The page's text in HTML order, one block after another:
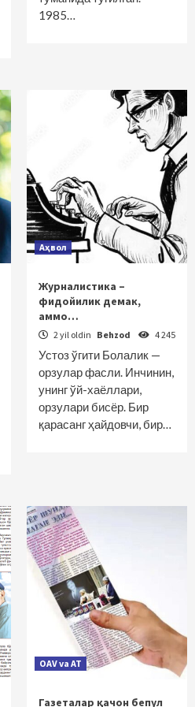
1985…
Аҳвол
Журналистика –
фидойилик демак,
аммо…
2 yil oldin Behzod 4 245
Устоз ўгити Болалик —
орзулар фасли. Инчинин,
унинг ўй-хаёллари,
орзулари бисёр. Бир
қарасанг ҳайдовчи, бир…
OAV va AT
Газеталар қачон бепул